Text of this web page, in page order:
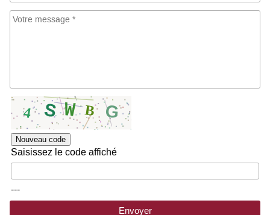
Nouveau code
Saisissez le code affiché
---
Envoyer